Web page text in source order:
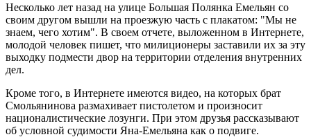
Несколько лет назад на улице Большая Полянка Емельян со
своим другом вышли на проезжую часть с плакатом: "Мы не
знаем, чего хотим". В своем отчете, выложенном в Интернете,
молодой человек пишет, что милиционеры заставили их за эту
выходку подмести двор на территории отделения внутренних
дел.
Кроме того, в Интернете имеются видео, на которых брат
Смольянинова размахивает пистолетом и произносит
националистические лозунги. При этом друзья рассказывают
об условной судимости Яна-Емельяна как о подвиге.